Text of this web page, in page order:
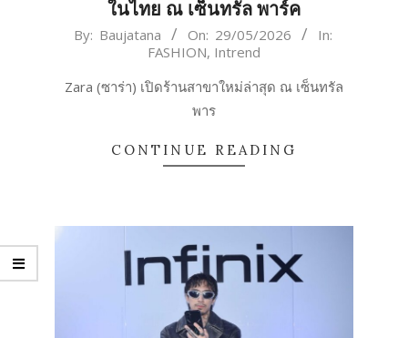
ในไทย ณ เซ็นทรัล พาร์ค
2026-
29
By: Baujatana On: 29/05/2026
In:
FASHION, Intrend
Zara (ซาร่า) เปิดร้านสาขาใหม่ล่าสุด ณ เซ็นทรัล
พาร
CONTINUE READING